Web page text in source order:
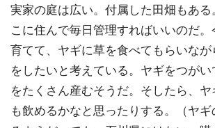
実家の庭は広い。付属した田畑もあ
こに住んで毎日管理すればいいのだ。
育てて、ヤギに草を食べてもらいな
をしたいと考えている。ヤギをつが
をたくさん産むそうだ。そしたら、
も飲めるかなと思ったりする。（ヤ